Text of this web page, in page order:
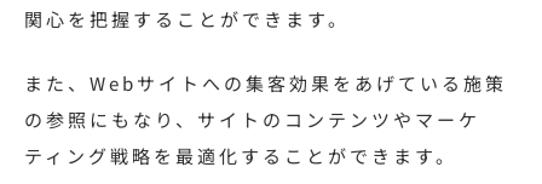
関心を把握することができます。
また、Webサイトへの集客効果をあげている施策
の参照にもなり、サイトのコンテンツやマーケ
ティング戦略を最適化することができます。